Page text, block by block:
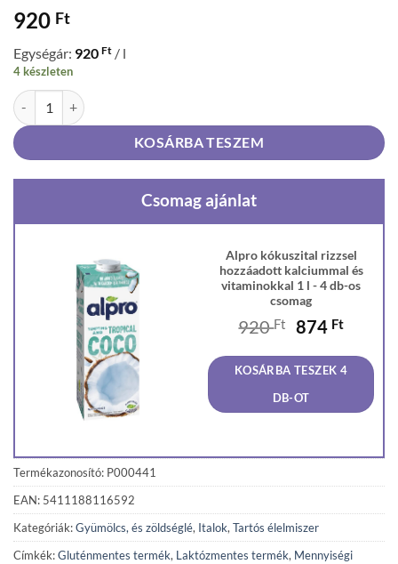
920 Ft
Egységár: 920 Ft / l
4 készleten
Alpro kókuszital rizzsel hozzáadott kalciummal és vitaminokkal 1 l
KOSÁRBA TESZEM
Csomag ajánlat
Alpro kókuszital rizzsel
hozzáadott kalciummal és
vitaminokkal 1 l - 4 db-os
csomag
920Ft
Original
was:
920 Ft.
874 Ft
is:
874
KOSÁRBA TESZEK 4
DB-OT
Termékazonosító: P000441
EAN: 5411188116592
Kategóriák:Gyümölcs, és zöldséglé, Italok, Tartós élelmiszer
Címkék:Gluténmentes termék, Laktózmentes termék, Mennyiségi